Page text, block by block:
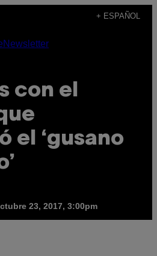
+ ESPAÑOL
Newsletter
con el
el ‘gusano
23, 2017, 3:00pm